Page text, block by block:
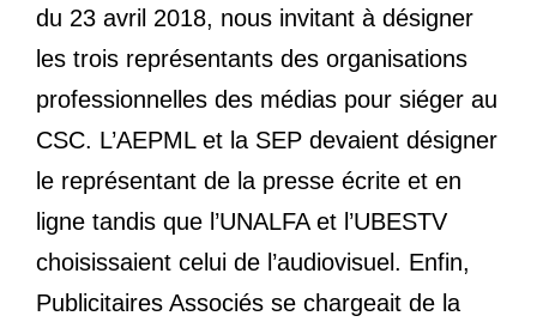
du 23 avril 2018, nous invitant à désigner
les trois représentants des organisations
professionnelles des médias pour siéger au
CSC. L’AEPML et la SEP devaient désigner
le représentant de la presse écrite et en
ligne tandis que l’UNALFA et l’UBESTV
choisissaient celui de l’audiovisuel. Enfin,
Publicitaires Associés se chargeait de la